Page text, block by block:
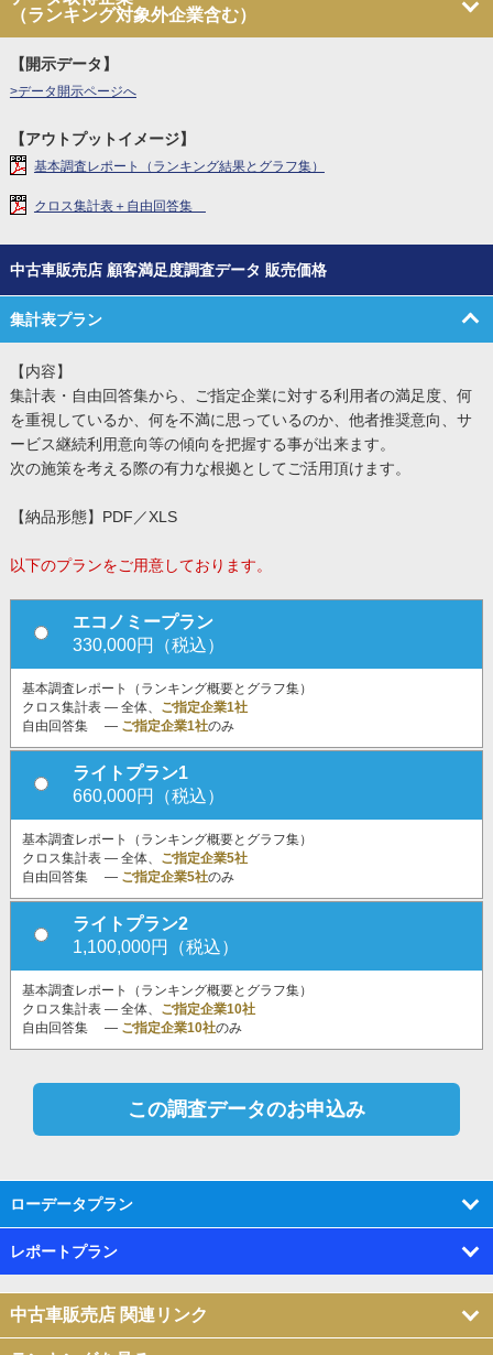
（ランキング対象外企業含む）
【開示データ】
>データ開示ページへ
【アウトプットイメージ】
基本調査レポート（ランキング結果とグラフ集）
クロス集計表＋自由回答集
中古車販売店 顧客満足度調査データ 販売価格
集計表プラン
【内容】
集計表・自由回答集から、ご指定企業に対する利用者の満足度、何
を重視しているか、何を不満に思っているのか、他者推奨意向、サ
ービス継続利用意向等の傾向を把握する事が出来ます。
次の施策を考える際の有力な根拠としてご活用頂けます。
【納品形態】PDF／XLS
以下のプランをご用意しております。
エコノミープラン
330,000円（税込）
基本調査レポート（ランキング概要とグラフ集）
クロス集計表 ― 全体、 ご指定企業1社
自由回答集 ― ご指定企業1社のみ
ライトプラン1
660,000円（税込）
基本調査レポート（ランキング概要とグラフ集）
クロス集計表 ― 全体、 ご指定企業5社
自由回答集 ― ご指定企業5社のみ
ライトプラン2
1,100,000円（税込）
基本調査レポート（ランキング概要とグラフ集）
クロス集計表 ― 全体、 ご指定企業10社
自由回答集 ― ご指定企業10社のみ
ローデータプラン
レポートプラン
中古車販売店 関連リンク